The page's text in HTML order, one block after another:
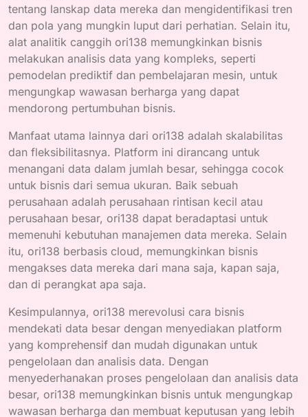
tentang lanskap data mereka dan mengidentifikasi tren
dan pola yang mungkin luput dari perhatian. Selain itu,
alat analitik canggih ori138 memungkinkan bisnis
melakukan analisis data yang kompleks, seperti
pemodelan prediktif dan pembelajaran mesin, untuk
mengungkap wawasan berharga yang dapat
mendorong pertumbuhan bisnis.
Manfaat utama lainnya dari ori138 adalah skalabilitas
dan fleksibilitasnya. Platform ini dirancang untuk
menangani data dalam jumlah besar, sehingga cocok
untuk bisnis dari semua ukuran. Baik sebuah
perusahaan adalah perusahaan rintisan kecil atau
perusahaan besar, ori138 dapat beradaptasi untuk
memenuhi kebutuhan manajemen data mereka. Selain
itu, ori138 berbasis cloud, memungkinkan bisnis
mengakses data mereka dari mana saja, kapan saja,
dan di perangkat apa saja.
Kesimpulannya, ori138 merevolusi cara bisnis
mendekati data besar dengan menyediakan platform
yang komprehensif dan mudah digunakan untuk
pengelolaan dan analisis data. Dengan
menyederhanakan proses pengelolaan dan analisis data
besar, ori138 memungkinkan bisnis untuk mengungkap
wawasan berharga dan membuat keputusan yang lebih